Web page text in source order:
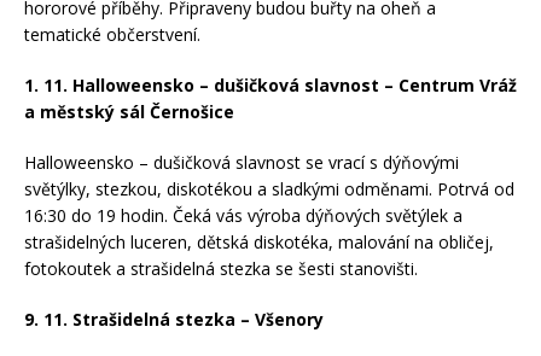
hororové příběhy. Připraveny budou buřty na oheň a
tematické občerstvení.
1. 11. Halloweensko – dušičková slavnost – Centrum Vráž
a městský sál Černošice
Halloweensko – dušičková slavnost se vrací s dýňovými
světýlky, stezkou, diskotékou a sladkými odměnami. Potrvá od
16:30 do 19 hodin. Čeká vás výroba dýňových světýlek a
strašidelných luceren, dětská diskotéka, malování na obličej,
fotokoutek a strašidelná stezka se šesti stanovišti.
9. 11. Strašidelná stezka – Všenory